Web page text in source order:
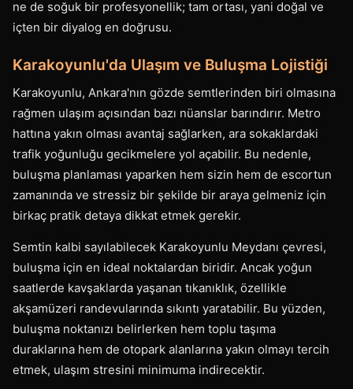
ne de soğuk bir profesyonellik; tam ortası, yani doğal ve
içten bir diyalog en doğrusu.
Karakoyunlu'da Ulaşım ve Buluşma Lojistiği
Karakoyunlu, Ankara'nın gözde semtlerinden biri olmasına
rağmen ulaşım açısından bazı nüanslar barındırır. Metro
hattına yakın olması avantaj sağlarken, ara sokaklardaki
trafik yoğunluğu gecikmelere yol açabilir. Bu nedenle,
buluşma planlaması yaparken hem sizin hem de escortun
zamanında ve stressiz bir şekilde bir araya gelmeniz için
birkaç pratik detaya dikkat etmek gerekir.
Semtin kalbi sayılabilecek Karakoyunlu Meydanı çevresi,
buluşma için en ideal noktalardan biridir. Ancak yoğun
saatlerde kavşaklarda yaşanan tıkanıklık, özellikle
akşamüzeri randevularında sıkıntı yaratabilir. Bu yüzden,
buluşma noktanızı belirlerken hem toplu taşıma
duraklarına hem de otopark alanlarına yakın olmayı tercih
etmek, ulaşım stresini minimuma indirecektir.